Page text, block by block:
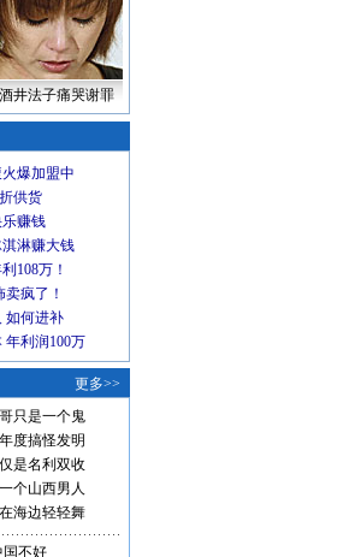
酒井法子痛哭谢罪
爆加盟中
供货
赚钱
淋赚大钱
108万！
疯了！
如何进补
年利润100万
更多>>
只是一个鬼
度搞怪发明
是名利双收
个山西男人
海边轻轻舞
国不好